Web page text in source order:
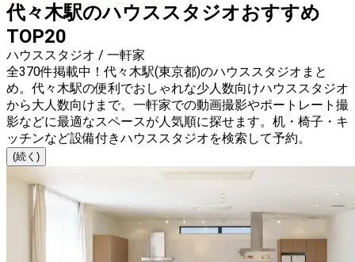
代々木駅のハウススタジオおすすめ
TOP20
ハウススタジオ / 一軒家
全370件掲載中！代々木駅(東京都)のハウススタジオまと
め。代々木駅の便利でおしゃれな少人数向けハウススタジオ
から大人数向けまで。一軒家での動画撮影やポートレート撮
影などに最適なスペースが人気順に探せます。机・椅子・キ
ッチンなど設備付きハウススタジオを検索して予約。
(続く)